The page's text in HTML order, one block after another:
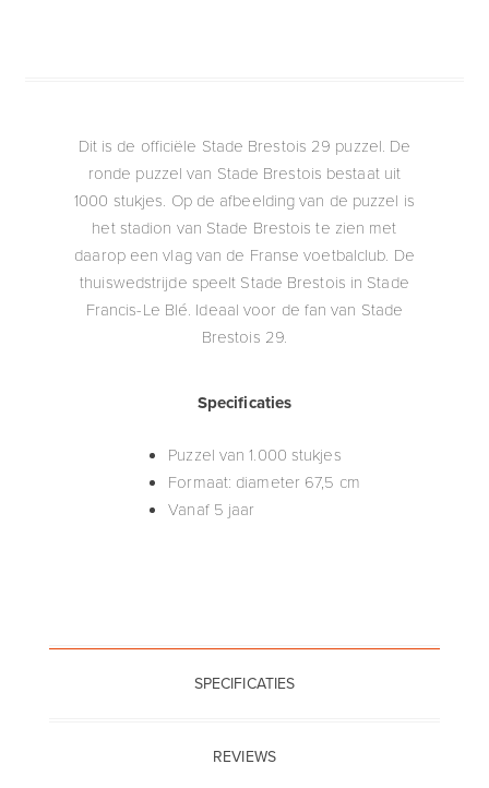
Dit is de officiële Stade Brestois 29 puzzel. De
ronde puzzel van Stade Brestois bestaat uit
1000 stukjes. Op de afbeelding van de puzzel is
het stadion van Stade Brestois te zien met
daarop een vlag van de Franse voetbalclub. De
thuiswedstrijde speelt Stade Brestois in Stade
Francis-Le Blé. Ideaal voor de fan van Stade
Brestois 29.
Specificaties
Puzzel van 1.000 stukjes
Formaat: diameter 67,5 cm
Vanaf 5 jaar
SPECIFICATIES
REVIEWS